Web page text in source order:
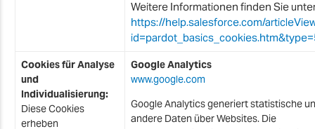
Weitere Informationen finden Sie
https://help.salesforce.com/
Cookies für Analyse
und
Individualisierung:
Diese Cookies
erheben
Google Analytics
www.google.com
Google Analytics generiert statistische
andere Daten über Websites. Die